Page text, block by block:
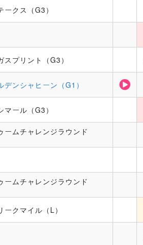
ークス（G3）
スプリント（G3）
デンシャヒーン（G1）
マール（G3）
ームチャレンジラウンド
ームチャレンジラウンド
クマイル（L）